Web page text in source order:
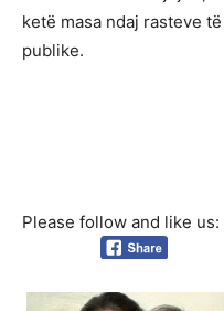
ketë masa ndaj rasteve
publike.
Please follow and like us: